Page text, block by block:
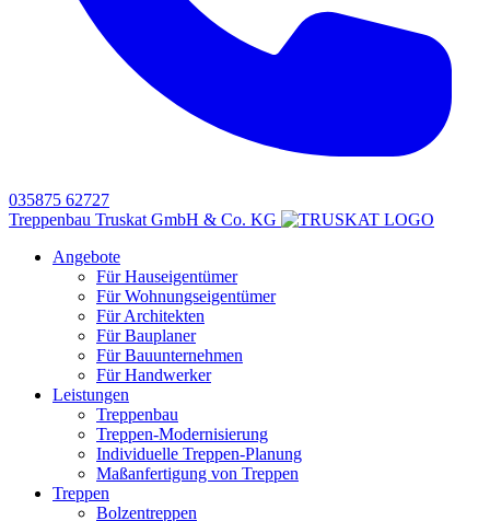
035875 62727
Treppenbau Truskat GmbH & Co. KG
Angebote
Für Hauseigentümer
Für Wohnungseigentümer
Für Architekten
Für Bauplaner
Für Bauunternehmen
Für Handwerker
Leistungen
Treppenbau
Treppen-Modernisierung
Individuelle Treppen-Planung
Maßanfertigung von Treppen
Treppen
Bolzentreppen